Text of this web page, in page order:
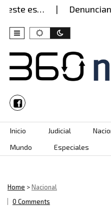
es… Denuncian a
Skip to content
Inicio Judicial
Mundo
Especiales
Home >Nacional
0 Comments